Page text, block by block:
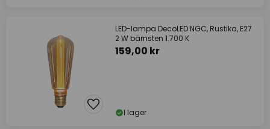
LED-lampa DecoLED NGC, Rustika, E27
2 W bärnsten 1.700 K
159,00 kr
I lager